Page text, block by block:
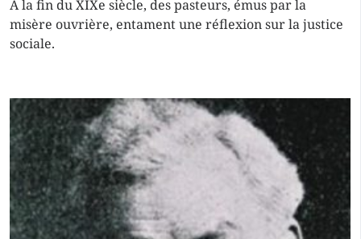
À la fin du XIXe siècle, des pasteurs, émus par la
misère ouvrière, entament une réflexion sur la justice
sociale.